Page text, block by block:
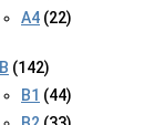
A4 (22)
B (142)
B1 (44)